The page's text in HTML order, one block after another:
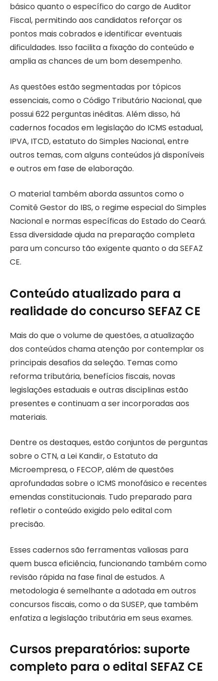
básico quanto o específico do cargo de Auditor
Fiscal, permitindo aos candidatos reforçar os
pontos mais cobrados e identificar eventuais
dificuldades. Isso facilita a fixação do conteúdo e
amplia as chances de um bom desempenho.
As questões estão segmentadas por tópicos
essenciais, como o Código Tributário Nacional, que
possui 622 perguntas inéditas. Além disso, há
cadernos focados em legislação do ICMS estadual,
IPVA, ITCD, estatuto do Simples Nacional, entre
outros temas, com alguns conteúdos já disponíveis
e outros em fase de elaboração.
O material também aborda assuntos como o
Comitê Gestor do IBS, o regime especial do Simples
Nacional e normas específicas do Estado do Ceará.
Essa diversidade ajuda na preparação completa
para um concurso tão exigente quanto o da SEFAZ
CE.
Conteúdo atualizado para a
realidade do concurso SEFAZ CE
Mais do que o volume de questões, a atualização
dos conteúdos chama atenção por contemplar os
principais desafios da seleção. Temas como
reforma tributária, benefícios fiscais, novas
legislações estaduais e outras disciplinas estão
presentes e continuam a ser incorporadas aos
materiais.
Dentre os destaques, estão conjuntos de perguntas
sobre o CTN, a Lei Kandir, o Estatuto da
Microempresa, o FECOP, além de questões
aprofundadas sobre o ICMS monofásico e recentes
emendas constitucionais. Tudo preparado para
refletir o conteúdo exigido pelo edital com
precisão.
Esses cadernos são ferramentas valiosas para
quem busca eficiência, funcionando também como
revisão rápida na fase final de estudos. A
metodologia é semelhante a adotada em outros
concursos fiscais, como o da SUSEP, que também
enfatiza a legislação tributária em seus exames.
Cursos preparatórios: suporte
completo para o edital SEFAZ CE